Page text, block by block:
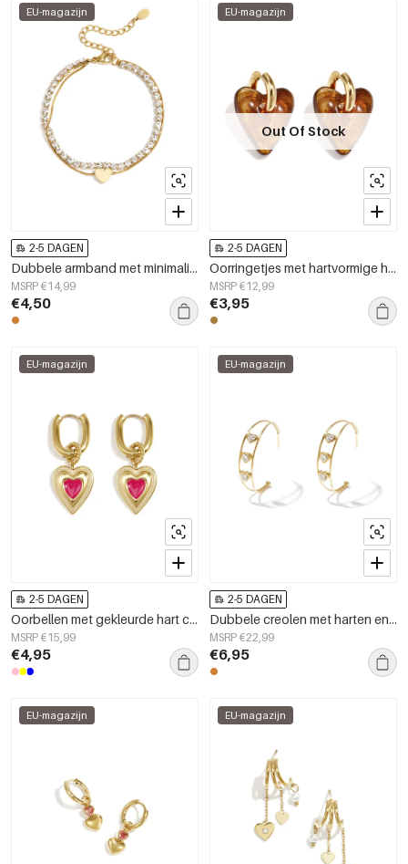
EU-magazijn
2-5 DAGEN
Dubbele armband met minimalistisch hartje en zirkonia steentjes
MSRP €14,99
€4,50
EU-magazijn
Out Of Stock
2-5 DAGEN
Oorringetjes met hartvormige hars hanger in tortoise-look
MSRP €12,99
€3,95
EU-magazijn
2-5 DAGEN
Oorbellen met gekleurde hart charm
MSRP €15,99
€4,95
EU-magazijn
2-5 DAGEN
Dubbele creolen met harten en zirkonia steentjes
MSRP €22,99
€6,95
EU-magazijn EU-magazijn